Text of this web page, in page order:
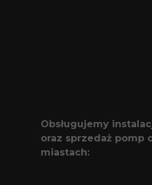
Obsługujemy
oraz sprzedaż pomp
miastach: